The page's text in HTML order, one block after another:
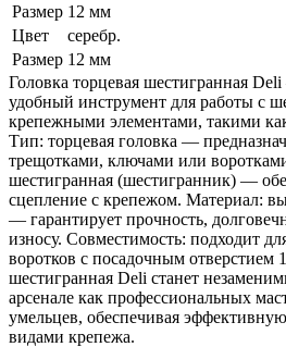
Размер 12 мм
Цвет
серебр.
Размер 12 мм
Головка торцевая шестигранная
удобный инструмент для работы с
крепежными элементами, такими
Тип: торцевая головка —
трещотками, ключами или
шестигранная (шестигранник) —
сцепление с крепежом. Материал:
— гарантирует прочность,
износу. Совместимость: подходит
воротков с посадочным отверстием
шестигранная Deli станет
арсенале как профессиональных
умельцев, обеспечивая
видами крепежа.